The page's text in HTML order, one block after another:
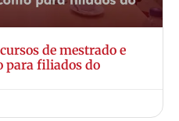
de mestrado e
para filiados do